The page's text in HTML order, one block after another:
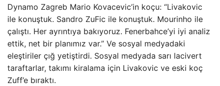
Dynamo Zagreb Mario Kovacevic’in koçu: “Livakovic
ile konuştuk. Sandro ZuFic ile konuştuk. Mourinho ile
çalıştı. Her ayrıntıya bakıyoruz. Fenerbahce’yi iyi analiz
ettik, net bir planımız var.” Ve sosyal medyadaki
eleştiriler çığ yetiştirdi. Sosyal medyada sarı lacivert
taraftarlar, takımı kiralama için Livakovic ve eski koç
Zuff’e bıraktı.